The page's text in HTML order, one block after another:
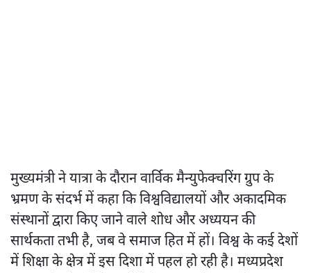
मुख्यमंत्री ने यात्रा के दौरान वार्विक मैन्युफेक्चरिंग ग्रुप के
भ्रमण के संदर्भ में कहा कि विश्वविद्यालयों और अकादमिक
संस्थानों द्वारा किए जाने वाले शोध और अध्ययन की
सार्थकता तभी है, जब वे समाज हित में हों। विश्व के कई देशों
में शिक्षा के क्षेत्र में इस दिशा में पहल हो रही है। मध्यप्रदेश